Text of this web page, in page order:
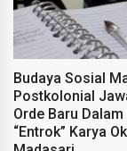
Budaya Sosial
Postkolonial
Orde Baru
“Entrok” Karya